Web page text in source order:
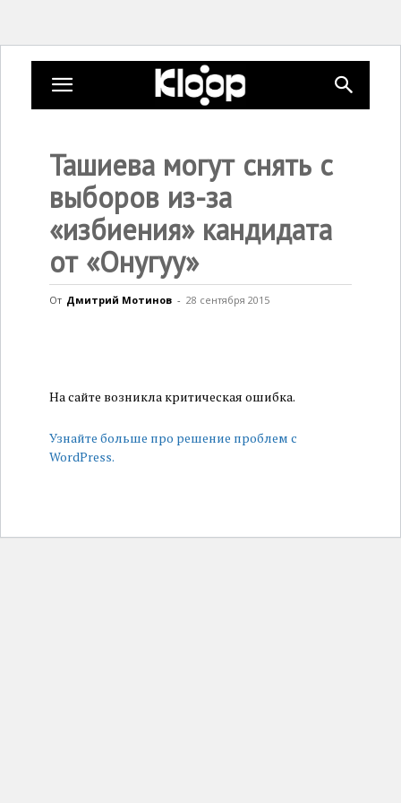
KLOOP.KG
Новости
Кыргызстана
Ташиева могут снять с
выборов из-за
«избиения» кандидата
от «Онугуу»
От Дмитрий Мотинов - 28 сентября 2015
На сайте возникла критическая ошибка.
Узнайте больше про решение проблем с
WordPress.